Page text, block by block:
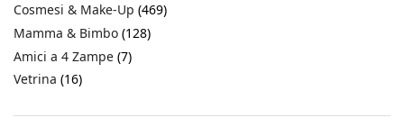
Cosmesi & Make-Up (469)
Mamma & Bimbo (128)
Amici a 4 Zampe (7)
Vetrina (16)